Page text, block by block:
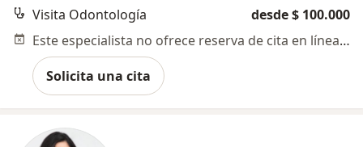
Visita Odontología
desde $ 100.000
Este especialista no ofrece reserva de cita en línea en esta dirección.
Solicita una cita